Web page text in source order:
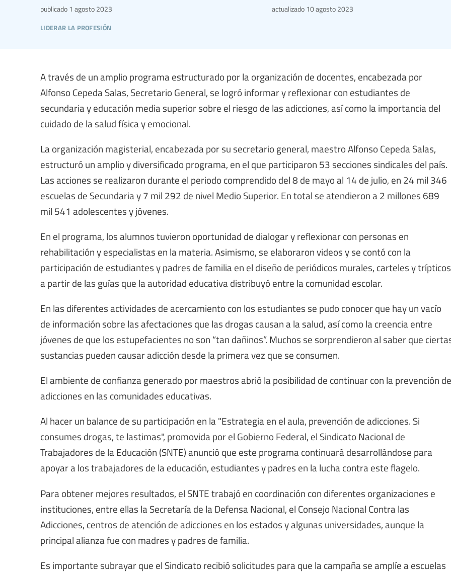
liderar la profesión
publicado 1 agosto 2023 actualizado 10 agosto 2023
A través de un amplio programa estructurado por la organización de docentes, encabezada por
Alfonso Cepeda Salas, Secretario General, se logró informar y reflexionar con estudiantes de
secundaria y educación media superior sobre el riesgo de las adicciones, así como la importancia del
cuidado de la salud física y emocional.
La organización magisterial, encabezada por su secretario general, maestro Alfonso Cepeda Salas,
estructuró un amplio y diversificado programa, en el que participaron 53 secciones sindicales del país.
Las acciones se realizaron durante el periodo comprendido del 8 de mayo al 14 de julio, en 24 mil 346
escuelas de Secundaria y 7 mil 292 de nivel Medio Superior. En total se atendieron a 2 millones 689
mil 541 adolescentes y jóvenes.
En el programa, los alumnos tuvieron oportunidad de dialogar y reflexionar con personas en
rehabilitación y especialistas en la materia. Asimismo, se elaboraron videos y se contó con la
participación de estudiantes y padres de familia en el diseño de periódicos murales, carteles y
a partir de las guías que la autoridad educativa distribuyó entre la comunidad escolar.
En las diferentes actividades de acercamiento con los estudiantes se pudo conocer que hay un vacío
de información sobre las afectaciones que las drogas causan a la salud, así como la creencia entre
jóvenes de que los estupefacientes no son “tan dañinos”. Muchos se sorprendieron al saber que
sustancias pueden causar adicción desde la primera vez que se consumen.
El ambiente de confianza generado por maestros abrió la posibilidad de continuar con la prevención de
adicciones en las comunidades educativas.
Al hacer un balance de su participación en la "Estrategia en el aula, prevención de adicciones. Si
consumes drogas, te lastimas", promovida por el Gobierno Federal, el Sindicato Nacional de
Trabajadores de la Educación (SNTE) anunció que este programa continuará desarrollándose para
apoyar a los trabajadores de la educación, estudiantes y padres en la lucha contra este flagelo.
Para obtener mejores resultados, el SNTE trabajó en coordinación con diferentes organizaciones e
instituciones, entre ellas la Secretaría de la Defensa Nacional, el Consejo Nacional Contra las
Adicciones, centros de atención de adicciones en los estados y algunas universidades, aunque la
principal alianza fue con madres y padres de familia.
Es importante subrayar que el Sindicato recibió solicitudes para que la campaña se amplíe a escuelas